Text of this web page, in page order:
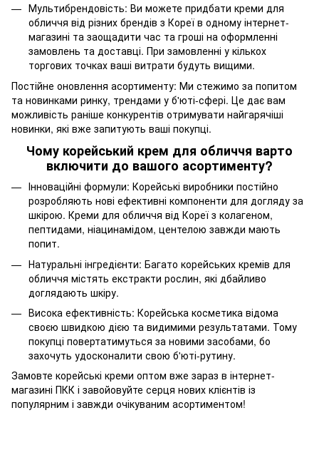
Мультибрендовість: Ви можете придбати креми для
обличчя від різних брендів з Кореї в одному інтернет-
магазині та заощадити час та гроші на оформленні
замовлень та доставці. При замовленні у кількох
торгових точках ваші витрати будуть вищими.
Постійне оновлення асортименту: Ми стежимо за попитом
та новинками ринку, трендами у б'юті-сфері. Це дає вам
можливість раніше конкурентів отримувати найгарячіші
новинки, які вже запитують ваші покупці.
Чому корейський крем для обличчя варто
включити до вашого асортименту?
Інноваційні формули: Корейські виробники постійно
розробляють нові ефективні компоненти для догляду за
шкірою. Креми для обличчя від Кореї з колагеном,
пептидами, ніацинамідом, центелою завжди мають
попит.
Натуральні інгредієнти: Багато корейських кремів для
обличчя містять екстракти рослин, які дбайливо
доглядають шкіру.
Висока ефективність: Корейська косметика відома
своєю швидкою дією та видимими результатами. Тому
покупці повертатимуться за новими засобами, бо
захочуть удосконалити свою б'юті-рутину.
Замовте корейські креми оптом вже зараз в інтернет-
магазині ПКК і завойовуйте серця нових клієнтів із
популярним і завжди очікуваним асортиментом!